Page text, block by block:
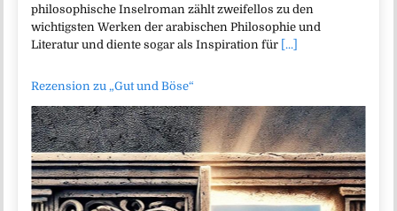
philosophische Inselroman zählt zweifellos zu den
wichtigsten Werken der arabischen Philosophie und
Literatur und diente sogar als Inspiration für [...]
Rezension zu „Gut und Böse“